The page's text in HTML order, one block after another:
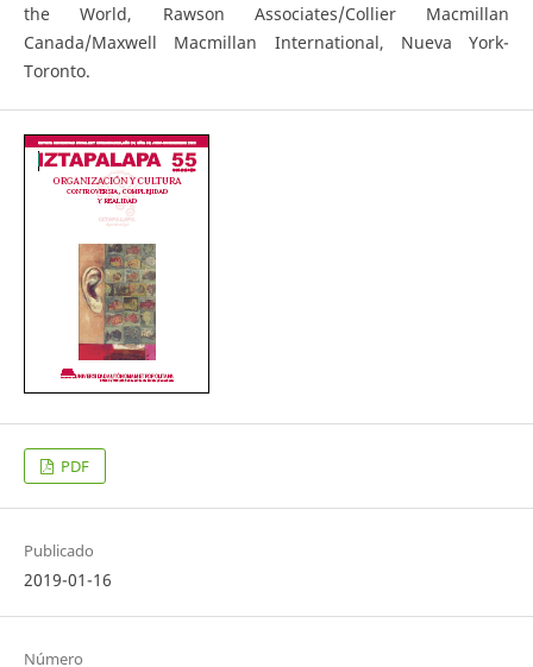
the World, Rawson Associates/Collier Macmillan
Canada/Maxwell Macmillan International, Nueva York-
Toronto.
PDF
Publicado
2019-01-16
Número